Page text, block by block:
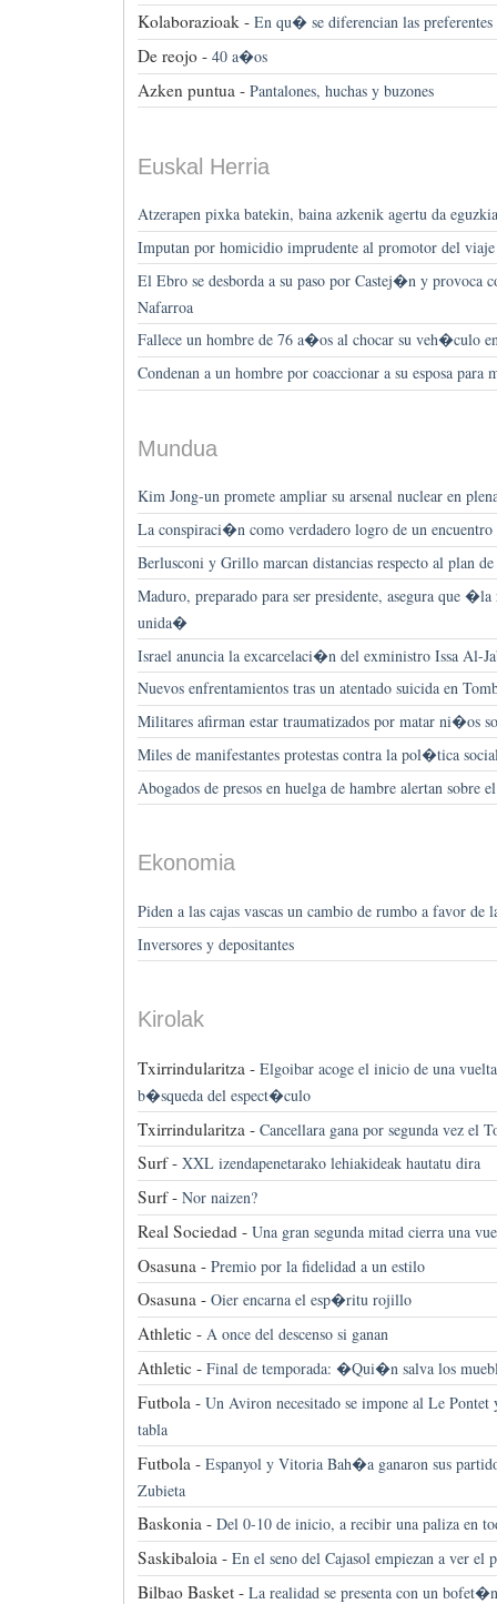
Kolaborazioak - En qu� se diferencian las preferentes
De reojo - 40 a�os
Azken puntua - Pantalones, huchas y buzones
Euskal Herria
Atzerapen pixka batekin, baina azkenik agertu da
Imputan por homicidio imprudente al promotor del viaje
El Ebro se desborda a su paso por Castej�n y provoca
Nafarroa
Fallece un hombre de 76 a�os al chocar su veh�culo
Condenan a un hombre por coaccionar a su esposa para
Mundua
Kim Jong-un promete ampliar su arsenal nuclear en
La conspiraci�n como verdadero logro de un encuentro
Berlusconi y Grillo marcan distancias respecto al plan
Maduro, preparado para ser presidente, asegura que
unida�
Israel anuncia la excarcelaci�n del exministro Issa Al-
Nuevos enfrentamientos tras un atentado suicida en
Militares afirman estar traumatizados por matar ni�os
Miles de manifestantes protestas contra la pol�tica
Abogados de presos en huelga de hambre alertan sobre
Ekonomia
Piden a las cajas vascas un cambio de rumbo a favor de
Inversores y depositantes
Kirolak
Txirrindularitza - Elgoibar acoge el inicio de una
b�squeda del espect�culo
Txirrindularitza - Cancellara gana por segunda vez el
Surf - XXL izendapenetarako lehiakideak hautatu dira
Surf - Nor naizen?
Real Sociedad - Una gran segunda mitad cierra una
Osasuna - Premio por la fidelidad a un estilo
Osasuna - Oier encarna el esp�ritu rojillo
Athletic - A once del descenso si ganan
Athletic - Final de temporada: �Qui�n salva los
Futbola - Un Aviron necesitado se impone al Le Pontet
tabla
Futbola - Espanyol y Vitoria Bah�a ganaron sus
Zubieta
Baskonia - Del 0-10 de inicio, a recibir una paliza en
Saskibaloia - En el seno del Cajasol empiezan a ver el
Bilbao Basket - La realidad se presenta con un bofet�n